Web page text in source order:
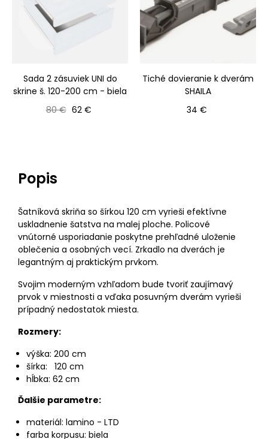
Sada 2 zásuviek UNI do
skrine š. 120-200 cm - biela
Bežná cena
80 € Cena
62 €
Tiché dovieranie k dverám
SHAILA
Cena
34 €
Popis
Šatníková skriňa so šírkou 120 cm vyrieši efektívne
uskladnenie šatstva na malej ploche. Policové
vnútorné usporiadanie poskytne prehľadné uloženie
oblečenia a osobných vecí. Zrkadlo na dverách je
legantným aj praktickým prvkom.
Svojim moderným vzhľadom bude tvoriť zaujímavý
prvok v miestnosti a vďaka posuvným dverám vyrieši
prípadný nedostatok miesta.
Rozmery:
výška: 200 cm
šírka: 120 cm
hĺbka: 62 cm
Ďalšie parametre:
materiál: lamino - LTD
farba korpusu: biela